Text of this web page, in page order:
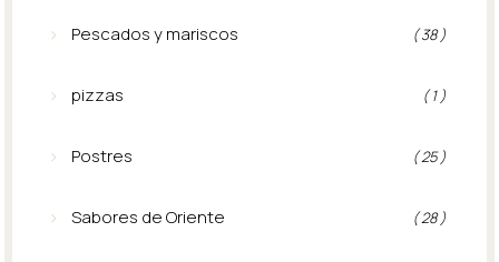
Pescados y mariscos ( 38 )
pizzas ( 1 )
Postres ( 25 )
Sabores de Oriente ( 28 )